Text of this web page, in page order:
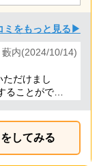
ミをもっと見る▶
藪内(2024/10/14)
だけまし
ことができ
してみる